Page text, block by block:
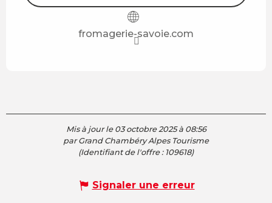
fromagerie-savoie.com
Mis à jour le 03 octobre 2025 à 08:56
par Grand Chambéry Alpes Tourisme
(Identifiant de l'offre : 109618)
Signaler une erreur